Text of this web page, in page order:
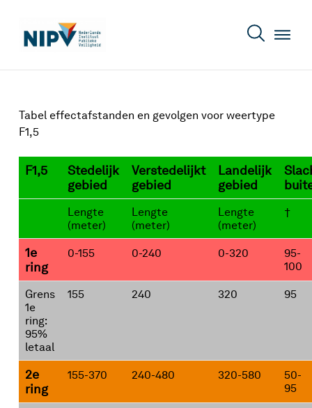
Tabel effectafstanden en gevolgen voor weertype
F1,5
F1,5
Stedelijk
gebied
Verstedelijkt
gebied
Landelijk
gebied
Lengte
(meter)
Lengte
(meter)
Lengte
(meter)
†
1e
ring
0-155 0-240 0-320
95-
100
Grens
1e
ring:
95%
letaal
155 240 320 95
2e
ring
155-370 240-480 320-580
50-
95